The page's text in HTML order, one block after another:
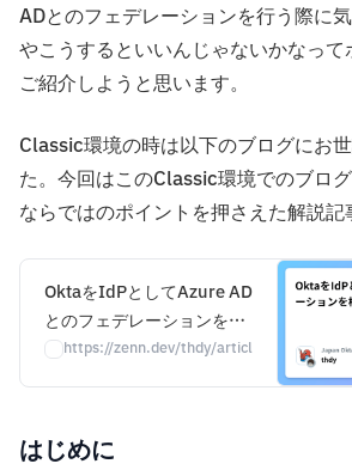
ADとのフェデレーションを行う際に
やこうするといいんじゃないかなっ
ご紹介しようと思います。
Classic環境の時は以下のブログにお
た。今回はこのClassic環境でのブロ
ならではのポイントを押さえた解説記
OktaをIdPとしてAzure AD
とのフェデレーションを構
成する
https://zenn.dev/thdy/articles/
はじめに